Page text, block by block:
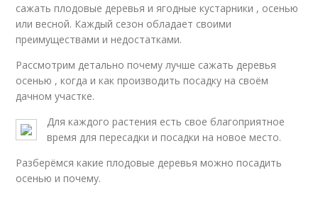
сажать плодовые деревья и ягодные кустарники , осенью
или весной. Каждый сезон обладает своими
преимуществами и недостатками.
Рассмотрим детально почему лучше сажать деревья
осенью , когда и как производить посадку на своём
дачном участке.
Для каждого растения есть свое благоприятное
время для пересадки и посадки на новое место.
Разберёмся какие плодовые деревья можно посадить
осенью и почему.